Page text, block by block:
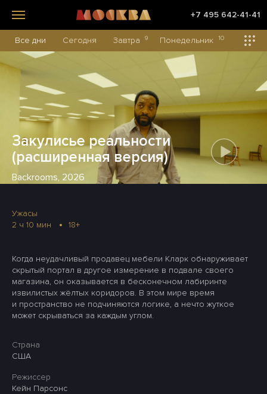
+7 495 642-41-41
Все дни Сегодня Завтра 9 Понедельник 10
Закулисье реальности
(расширенная версия)
Backrooms, 2026
Ужасы
2 ч 10 мин
18+
Когда неудачливый продавец мебели Кларк обнаруживает
скрытый портал в другое измерение в подвале своего
магазина, он оказывается в бесконечном лабиринте
извилистых жёлтых коридоров. В этом мире время
и пространство не подчиняются логике, а нечто жуткое
может скрываться за каждым углом.
Страна
США
Режиссер
Кейн Парсонс